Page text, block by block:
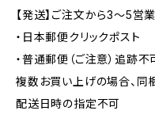
【発送】ご注文から3〜5営
・日本郵便クリックポスト
・普通郵便（ご注意）追跡
複数お買い上げの場合、同
配送日時の指定不可